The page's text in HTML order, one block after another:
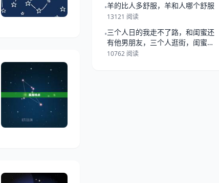
•羊的比人多舒服，羊和人哪个舒服
13121 阅读
•三个人日的我走不了路，和闺蜜还
有他男朋友，三个人逛街，闺蜜总
是跟她男朋
10762 阅读